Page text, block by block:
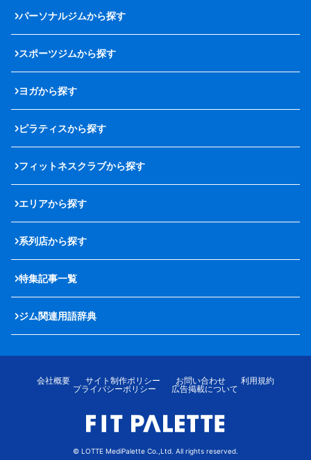
パーソナルジムから探す
スポーツジムから探す
ヨガから探す
ピラティスから探す
フィットネスクラブから探す
エリアから探す
系列店から探す
特集記事一覧
ジム関連用語辞典
会社概要 サイト制作ポリシー お問い合わせ
利用規約
プライバシーポリシー
広告掲載について
© LOTTE MediPalette Co.,Ltd. All rights reserved.